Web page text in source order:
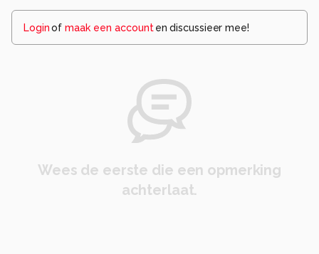
Loginof maak een account en discussieer mee!
Wees de eerste die een opmerking
achterlaat.